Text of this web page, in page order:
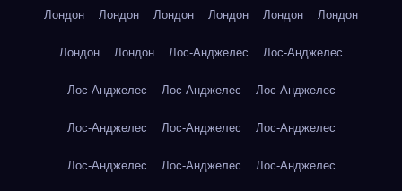
Лондон Лондон Лондон Лондон Лондон Лондон
Лондон Лондон Лос-Анджелес Лос-Анджелес
Лос-Анджелес Лос-Анджелес Лос-Анджелес
Лос-Анджелес Лос-Анджелес Лос-Анджелес
Лос-Анджелес Лос-Анджелес Лос-Анджелес